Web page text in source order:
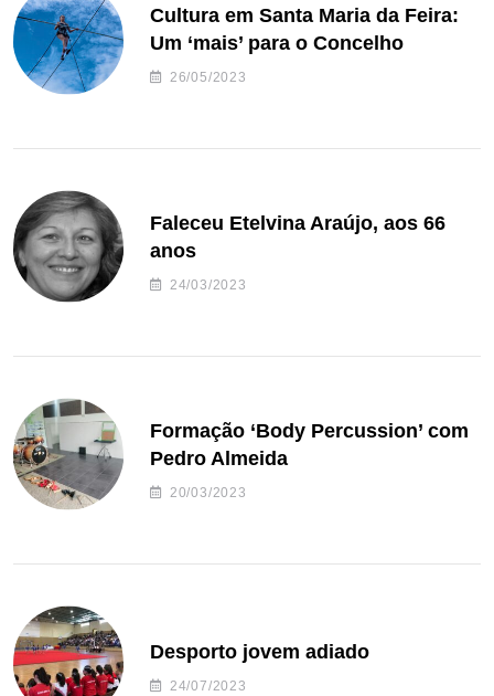
Cultura em Santa Maria da Feira:
Um ‘mais’ para o Concelho
26/05/2023
Faleceu Etelvina Araújo, aos 66
anos
24/03/2023
Formação ‘Body Percussion’ com
Pedro Almeida
20/03/2023
Desporto jovem adiado
24/07/2023